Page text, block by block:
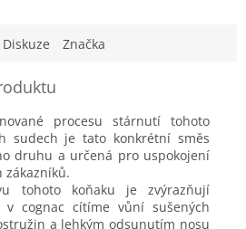
Diskuze Značka
procesu stárnutí tohoto
sudech je tato konkrétní směs
druhu a určená pro uspokojení
zákazníků.
tohoto koňaku je zvýrazňují
v cognac cítíme vůní sušených
a lehkým odsunutím nosu